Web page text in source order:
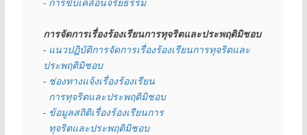
การจัดการเรื่องร้องเรียนการทุจริตและประพฤติมิชอบ
- แนวปฏิบัติการจัดการเรื่องร้องเรียนการทุจริตและ
ประพฤติมิชอบ
- ช่องทางแจ้งเรื่องร้องเรียน
  การทุจริตและประพฤติมิชอบ
- ข้อมูลสถิติเรื่องร้องเรียนการ
  ทุจริตและประพฤติมิชอบ